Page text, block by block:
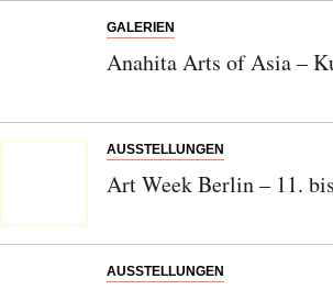
GALERIEN
Anahita Arts of Asia –
AUSSTELLUNGEN
Art Week Berlin – 11.
AUSSTELLUNGEN